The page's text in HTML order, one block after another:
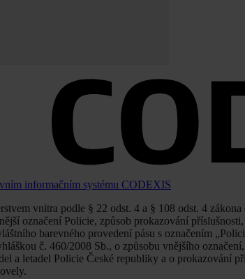
informačním systému CODEXIS
vnitra podle § 22 odst. 4 a § 108 odst. 4
označení Policie, způsob prokazování
barevného provedení pásu s označením
č. 460/2008 Sb., o způsobu vnějšího
a letadel Policie České republiky a o prokazování